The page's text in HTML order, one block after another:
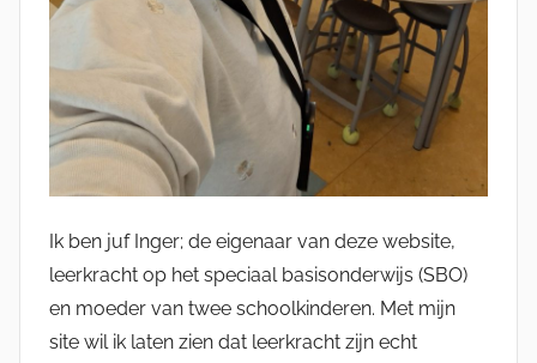
Ik ben juf Inger; de eigenaar van deze website,
leerkracht op het speciaal basisonderwijs (SBO)
en moeder van twee schoolkinderen. Met mijn
site wil ik laten zien dat leerkracht zijn echt